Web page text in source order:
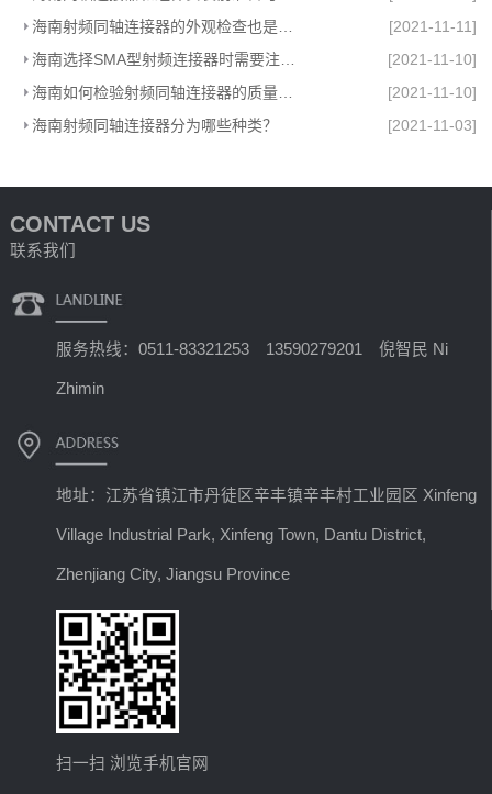
海南射频同轴连接器的外观检查也是重要环节
[2021-11-11]
海南选择SMA型射频连接器时需要注意哪些参数？
[2021-11-10]
海南如何检验射频同轴连接器的质量好坏
[2021-11-10]
海南射频同轴连接器分为哪些种类？
[2021-11-03]
CONTACT US
联系我们
服务热线：0511-83321253 13590279201 倪智民 Ni
Zhimin
地址：江苏省镇江市丹徒区辛丰镇辛丰村工业园区 Xinfeng
Village Industrial Park, Xinfeng Town, Dantu District,
Zhenjiang City, Jiangsu Province
扫一扫 浏览手机官网